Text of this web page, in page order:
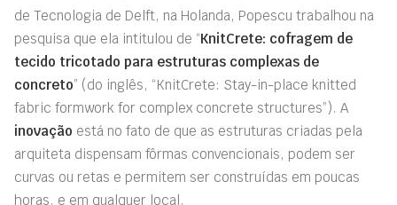
de Tecnologia de Delft, na Holanda, Popescu trabalhou na
pesquisa que ela intitulou de “KnitCrete: cofragem de
tecido tricotado para estruturas complexas de
concreto” (do inglês, “KnitCrete: Stay-in-place knitted
fabric formwork for complex concrete structures”). A
inovação está no fato de que as estruturas criadas pela
arquiteta dispensam fôrmas convencionais, podem ser
curvas ou retas e permitem ser construídas em poucas
horas, e em qualquer local.